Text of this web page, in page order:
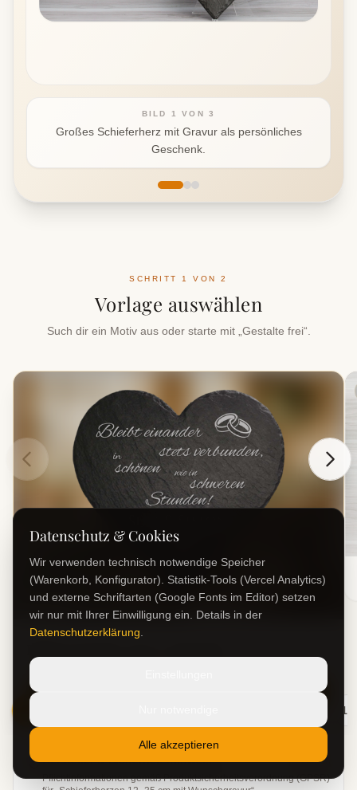
BILD 1 VON 3
Großes Schieferherz mit Gravur als persönliches
Geschenk.
SCHRITT 1 VON 2
Vorlage auswählen
Such dir ein Motiv aus oder starte mit „Gestalte frei“.
11
Hersteller & Sicherheitshinweise
Anzeigen
Pflichtinformationen gemäß Produktsicherheitsverordnung (GPSR)
Datenschutz & Cookies
Wir verwenden technisch notwendige Speicher
(Warenkorb, Konfigurator). Statistik-Tools (Vercel Analytics)
und externe Schriftarten (Google Fonts im Editor) setzen
wir nur mit Ihrer Einwilligung ein. Details in der
Datenschutzerklärung
Alle akzeptieren